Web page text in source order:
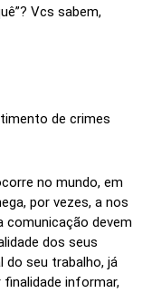
Vcs sabem,
de crimes
no mundo, em
por vezes, a nos
comunicação devem
dos seus
do seu trabalho, já
informar,